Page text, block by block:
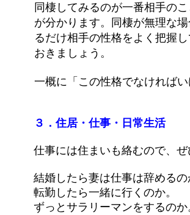
同棲してみるのが一番相手のこ
が分かります。同棲が無理な
るだけ相手の性格をよく把握し
おきましょう。
一概に「この性格でなければ
３．住居・仕事・日常生活
仕事には住まいも絡むので、
結婚したら妻は仕事は辞めるの
転勤したら一緒に行くのか。
ずっとサラリーマンをするのか